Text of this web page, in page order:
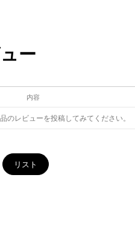
ー
内容
のレビューを投稿してみてください。
リスト